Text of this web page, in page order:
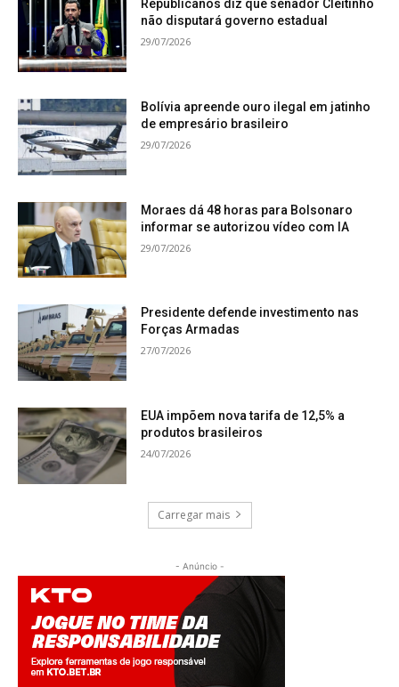
Republicanos diz que senador Cleitinho
não disputará governo estadual
29/07/2026
Bolívia apreende ouro ilegal em jatinho
de empresário brasileiro
29/07/2026
Moraes dá 48 horas para Bolsonaro
informar se autorizou vídeo com IA
29/07/2026
Presidente defende investimento nas
Forças Armadas
27/07/2026
EUA impõem nova tarifa de 12,5% a
produtos brasileiros
24/07/2026
Carregar mais
- Anúncio -